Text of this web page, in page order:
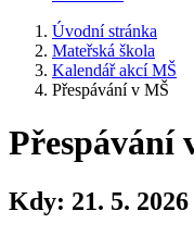
Úvodní stránka
Mateřská škola
Kalendář akcí MŠ
Přespávání v MŠ
Přespávání
Kdy: 21. 5.